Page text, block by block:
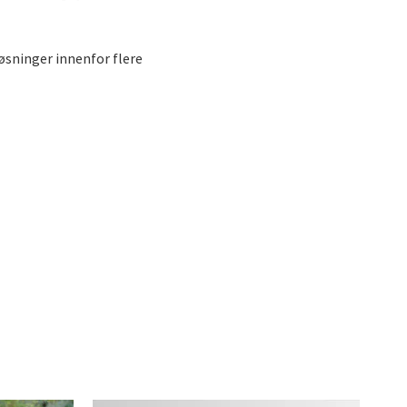
innenfor flere